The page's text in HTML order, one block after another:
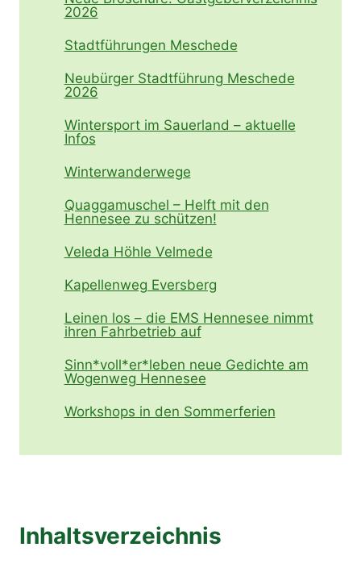
2026
Stadtführungen Meschede
Neubürger Stadtführung Meschede
2026
Wintersport im Sauerland – aktuelle
Infos
Winterwanderwege
Quaggamuschel – Helft mit den
Hennesee zu schützen!
Veleda Höhle Velmede
Kapellenweg Eversberg
Leinen los – die EMS Hennesee nimmt
ihren Fahrbetrieb auf
Sinn*voll*er*leben neue Gedichte am
Wogenweg Hennesee
Workshops in den Sommerferien
Inhaltsverzeichnis